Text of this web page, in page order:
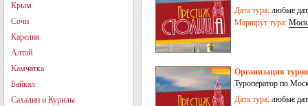
Крым
Сочи
Карелия
Алтай
Камчатка
Байкал
Сахалин и Курилы
Дата тура: любые
Маршрут тура:
Организация
Туроператор по
Дата тура: любые